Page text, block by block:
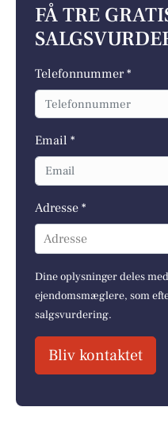
FÅ TRE
Telefonnummer *
Email *
Adresse *
Adresse
Dine oplysninger deles
ejendomsmæglere, som
salgsvurdering.
Bliv kontaktet